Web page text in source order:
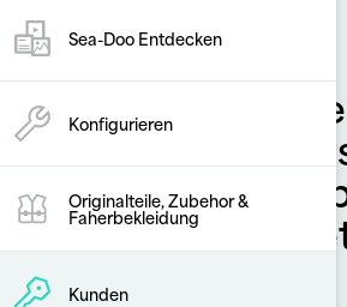
Sea-Doo Entdecken
Konfigurieren
Originalteile, Zubehor &
Faherbekleidung
Kunden
Wartung
Holen Sie sich
dann kann der
dem Sea‑Doo
losgehen!